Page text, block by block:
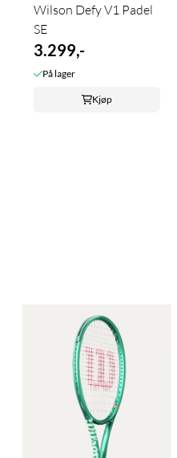
Wilson Defy V1 Padel
SE
3.299,-
På lager
Kjøp